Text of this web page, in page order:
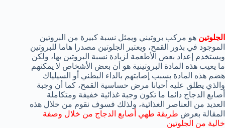
الجلوتين هو مركب بروتيني ويمثل نسبة كبيرة من البروتين
الموجود في بذور القمح، ويعتبر الجلوتين مصدرا هاما للبروتين
ويستخدم إعداد بعض الأطعمة لزيادة نسبة البروتين بها، ولكن
ما يعيب هذه المادة البروتينية هو أن بعض الأشخاص لا يمكنهم
هضم هذه المادة بسبب إصابتهم بالداء البطني أو السيلياك
والذي يطلق عليه أحيانا مرض حساسية القمح، كما أن وجبة
أصابع الدجاج دائما ما تكون وجبة غذائية خفيفة ومتكاملة
العديد من العناصر الغذائية، ولذلك فسوف نقوم من خلال هذه
المقالة بعرض طريقة طهي أصابع الدجاج من خلال وصفة
خالية من الجلوتين